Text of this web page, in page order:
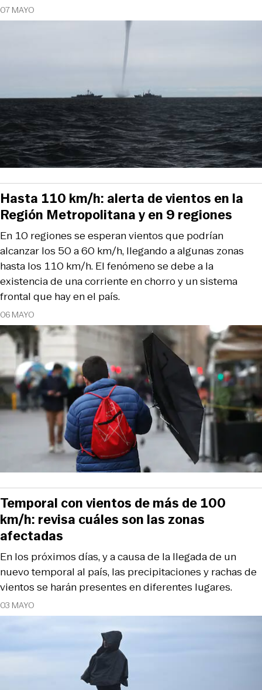
07 MAYO
06 MAYO
En 10 regiones se esperan vientos que podrían
alcanzar los 50 a 60 km/h, llegando a algunas zonas
hasta los 110 km/h. El fenómeno se debe a la
existencia de una corriente en chorro y un sistema
frontal que hay en el país.
Hasta 110 km/h: alerta de vientos en la
Región Metropolitana y en 9 regiones
03 MAYO
En los próximos días, y a causa de la llegada de un
nuevo temporal al país, las precipitaciones y rachas de
vientos se harán presentes en diferentes lugares.
Temporal con vientos de más de 100
km/h: revisa cuáles son las zonas
afectadas